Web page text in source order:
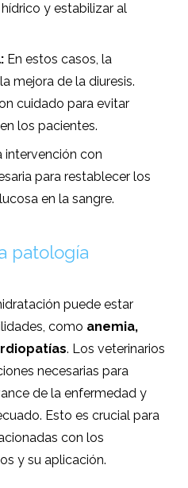
y estabilizar al
En estos casos, la
mejora de la diuresis.
cuidado para evitar
los pacientes.
intervención con
para restablecer los
en la sangre.
patología
puede estar
como anemia,
. Los veterinarios
necesarias para
de la enfermedad y
Esto es crucial para
con los
y su aplicación.